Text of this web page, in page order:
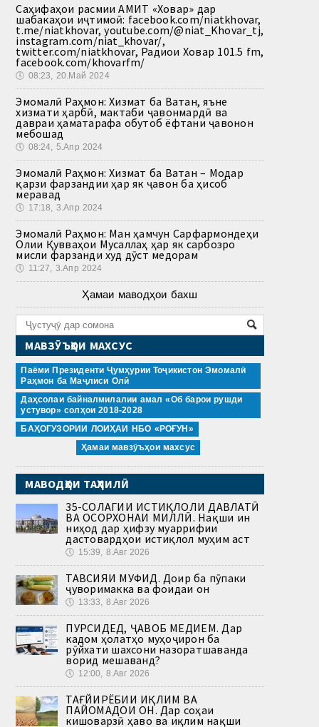
Саҳифаҳои расмии АМИТ «Ховар» дар
шабакаҳои иҷтимоӣ: facebook.com/niatkhovar,
t.me/niatkhovar, youtube.com/@niat_Khovar_tj,
instagram.com/niat_khovar/,
twitter.com/niatkhovar, Радиои Ховар 101.5 fm,
facebook.com/khovarfm/
🕔 08:23, 20.Май 2024
Эмомалӣ Раҳмон: Хизмат ба Ватан, яъне
хизмати ҳарбӣ, мактаби ҷавонмардӣ ва
давраи ҳаматарафа обутоб ёфтани ҷавонон
мебошад
🕔 08:24, 5.Апр 2024
Эмомалӣ Раҳмон: Хизмат ба Ватан – Модар
қарзи фарзандии ҳар як ҷавон ба ҳисоб
меравад
🕔 17:18, 3.Апр 2024
Эмомалӣ Раҳмон: Ман ҳамчун Сарфармондеҳи
Олии Қувваҳои Мусаллаҳ ҳар як сарбозро
мисли фарзанди худ дӯст медорам
🕔 11:27, 3.Апр 2024
Ҳамаи маводҳои бахш
МАВЗӮЪҲОИ МАХСУС
Паёми Президенти Ҷумҳурии Тоҷикистон Эмомалӣ
Раҳмон ба Маҷлиси Олӣ
Даҳсолаи байналмилалии амал «Об барои рушди
устувор» солҳои 2018-2028
БАҲОГУЗОРИИ ЛОИҲАИ НБО «РОҒУН»
Ҳамаи мавзӯъҳои махсус
МАВОДҲОИ ТАҲЛИЛӢ
35-СОЛАГИИ ИСТИҚЛОЛИ ДАВЛАТӢ
ВА ОСОРХОНАИ МИЛЛӢ. Нақши ин
ниҳод дар ҳифзу муаррифии
дастовардҳои истиқлол муҳим аст
🕔 15:39, 8.Авг 2026
ТАВСИЯИ МУФИД. Доир ба пӯпаки
ҷуворимакка ва фоидаи он
🕔 13:33, 8.Авг 2026
ПУРСИДЕД, ҶАВОБ МЕДИҲЕМ. Дар
кадом ҳолатҳо муҳоҷирон ба
рӯйхати шахсони назоратшаванда
ворид мешаванд?
🕔 12:00, 8.Авг 2026
ТАҒЙИРЁБИИ ИҚЛИМ ВА
ПАЙОМАДҲОИ ОН. Дар соҳаи
кишоварзӣ ҳаво ва иқлим нақши